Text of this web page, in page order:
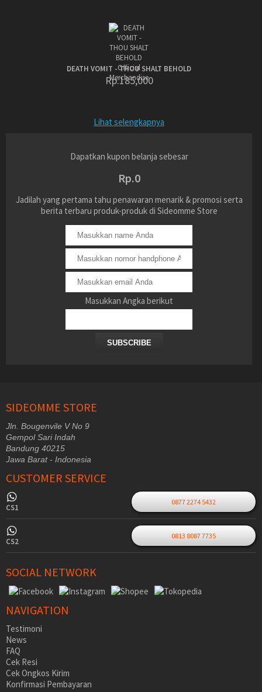
DEATH VOMIT - THOU SHALT BEHOLD
Rp.185,000
Lihat selengkapnya
Dapatkan kupon belanja sebesar
Rp.0
Jadilah yang pertama tahu penawaran menarik & promosi serta
berita terbaru produk-produk di Sideomme Store
Masukkan Angka berikut
SUBSCRIBE
SIDEOMME STORE
Jln. Bougenvile V No 9
Gempol Sari Indah
Bandung 40215
Jawa Barat - Indonesia
CUSTOMER SERVICE
CS1
0877 2274 5432
CS2
0813 8087 7735
SOCIAL NETWORK
NAVIGATION
Testimoni
News
FAQ
Cek Resi
Cek Ongkos Kirim
Konfirmasi Pembayaran